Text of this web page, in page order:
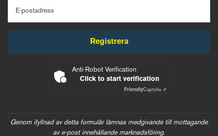
E-postadress
Registrera
Anti-Robot Verification
Click to start verification
FriendlyCaptcha ⇗
Genom ifyllnad av detta formulär lämnas medgivande till mottagande
av e-post innehållande marknadsföring.